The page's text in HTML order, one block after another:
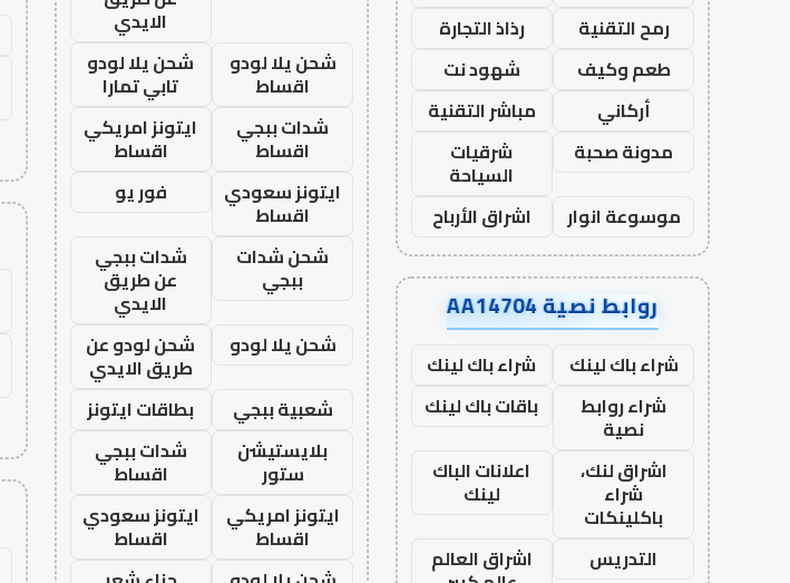
رمح التقنية
رذاذ التجارة
طعم وكيف
شهود نت
أركاني
مباشر التقنية
مدونة صحبة
شرقيات
السياحة
موسوعة انوار
اشراق الأرباح
روابط نصية AA14704
شراء باك لينك
شراء باك لينك
شراء روابط
نصية
باقات باك لينك
اشراق لنك،
شراء
باكلينكات
اعلانات الباك
لينك
التدريس
اشراق العالم
الايدي
شحن يلا لودو
اقساط
شحن يلا لودو
تابي تمارا
شدات ببجي
اقساط
ايتونز امريكي
اقساط
ايتونز سعودي
اقساط
فور يو
شحن شدات
ببجي
شدات ببجي
عن طريق
الايدي
شحن يلا لودو
شحن لودو عن
طريق الايدي
شعبية ببجي
بطاقات ايتونز
بلايستيشن
ستور
شدات ببجي
اقساط
ايتونز امريكي
اقساط
ايتونز سعودي
اقساط